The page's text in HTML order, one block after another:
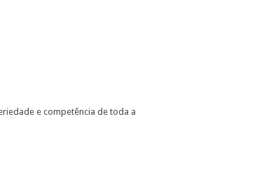
e competência de toda a